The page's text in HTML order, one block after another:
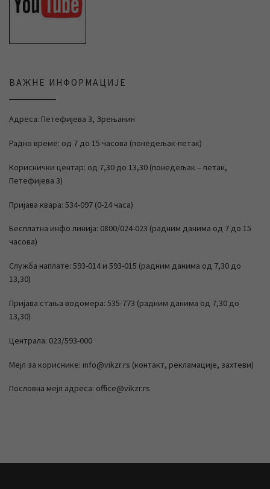
ВАЖНЕ ИНФОРМАЦИЈЕ
Адреса: Петефијева 3, Зрењанин
Радно време: од 7 до 15 часова (понедељак-петак)
Кориснички центар: од 7,30 до 13,30 (понедељак – петак,
Петефијева 3)
Пријава квара: 534-097 (0-24 часа)
Бесплатна инфо линија: 0800/024-023 (радним данима од 7 до 15
часова)
Служба наплате: 593-014 и 593-015 (радним данима од 7,30 до
13,30)
Пријава стања водомера: 535-773 (радним данима од 7,30 до
13,30)
Централа: 023/593-000
Мејл за кориснике: info@vikzr.rs (контакт, рекламације, захтеви)
Пословна мејл адреса: office@vikzr.rs